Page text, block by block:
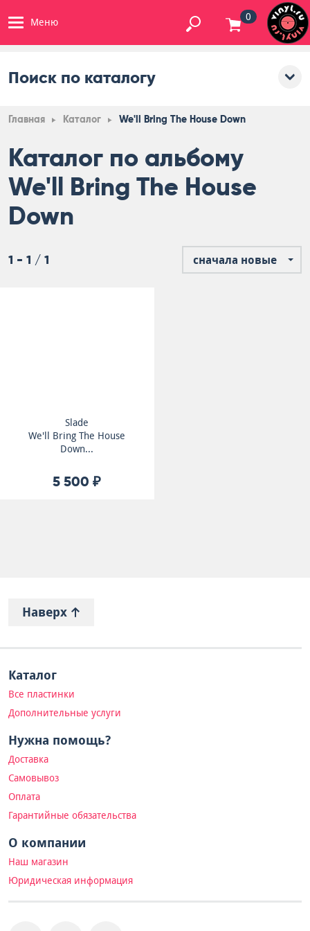
Меню 0
Поиск по каталогу
Главная Каталог We'll Bring The House Down
Каталог по альбому
We'll Bring The House
Down
1 - 1 / 1 сначала новые
Slade
We'll Bring The House
Down...
5 500 ₽
Наверх
Каталог
Все пластинки
Дополнительные услуги
Нужна помощь?
Доставка
Самовывоз
Оплата
Гарантийные обязательства
О компании
Наш магазин
Юридическая информация